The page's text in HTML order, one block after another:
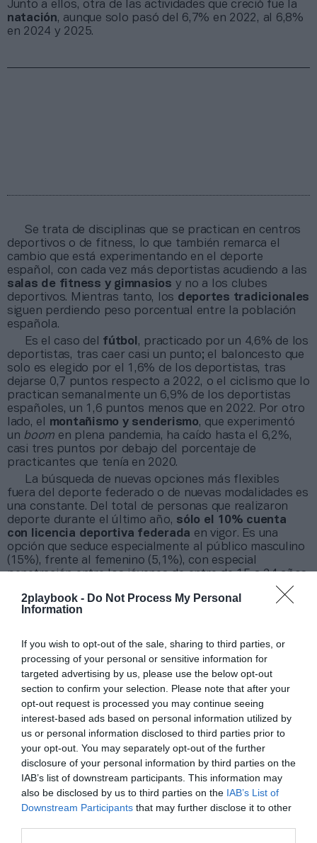
2playbook - Do Not Process My Personal
Information
If you wish to opt-out of the sale, sharing to third parties, or
processing of your personal or sensitive information for
targeted advertising by us, please use the below opt-out
section to confirm your selection. Please note that after your
opt-out request is processed you may continue seeing
interest-based ads based on personal information utilized by
us or personal information disclosed to third parties prior to
your opt-out. You may separately opt-out of the further
disclosure of your personal information by third parties on the
IAB’s list of downstream participants. This information may
also be disclosed by us to third parties on the IAB’s List of
Downstream Participants that may further disclose it to other
Junto a ellos, otra de las actividades que creció fue la
natación, aunque solo pasó del 6,7% en 2022, al 6,8%
en 2024 y 2025.
Se trata de disciplinas que se practican en centros
deportivos o de fitness, lo que también remarca el
cambio que está experimentando en el deporte
español, con cada vez más deportistas acudiendo a las
salas de fitness y gimnasios y no a los clubes
deportivos. Mientras tanto, los deportes tradicionales
siguen perdiendo peso porcentual entre la población
española.
Es el caso del fútbol , practicado por un 4,6% de los
deportistas, tras caer casi un punto; el baloncesto que
solo es elegido por el 1,6% de los deportistas, tras
dejarse 0,7 puntos respecto a 2022, o el ciclismo que lo
practican semanalmente un 6,9% de los deportistas
españoles, un 1,6 puntos menos que en 2022. Por otro
lado, el montañismo y senderismo, que experimentó
un boom en plena pandemia, ha caído hasta el 6,2%,
casi tres puntos por debajo del porcentaje de
practicantes que tenía en 2020.
La búsqueda de nuevas opciones más flexibles
fuera del deporte federado o de nuevas modalidades es
una constante. Del total de personas que realizaron
deporte durante el último año, sólo el 10% cuenta
con licencia deportiva federada en vigor. Es una
opción que seduce especialmente al público masculino
(15%), frente al femenino (5,1%), con especial
penetración entre los jóvenes de entre de 15 a 24 años,
de los españoles realizan actividad física
Este no es un detalle menor, puesto que la práctica
deportiva federada, especialmente si es en disciplinas
que se practican en grupo, exigecierta disponibilidad
en el calendario semanal. De este modo, a medida que
los practicantes crecen y deben compaginar esta
actividad con su vida profesional y familiar el número
de deportistas federados se desploma. De hecho, en el
tramo de edad que va de los 25 a los 34 años, la tasa
cae al 8,6%, y entre los que tienen más de 55 años es